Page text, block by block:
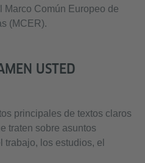
Marco Común Europeo de
(MCER).
USTED
principales de textos claros
traten sobre asuntos
trabajo, los estudios, el